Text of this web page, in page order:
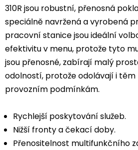
310R jsou robustní, přenosná
speciálně navržená a vyrobená
pracovní stanice jsou ideální
efektivitu v menu, protože tyto
jsou přenosné, zabírají malý
odolností, protože odolávají i
provozním podmínkám.
Rychlejší poskytování služeb.
Nižší fronty a čekací doby.
Přenositelnost multifunkčního